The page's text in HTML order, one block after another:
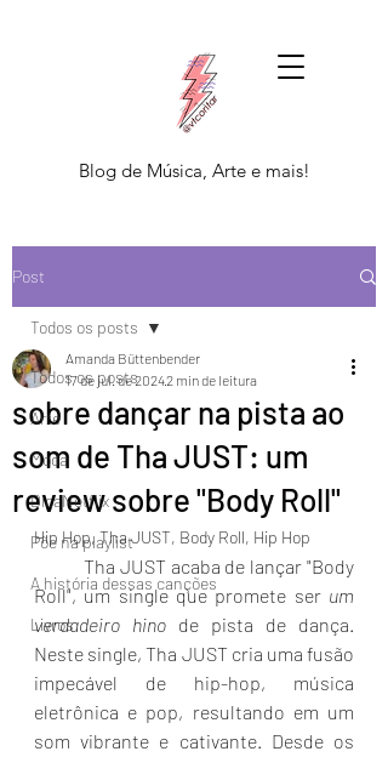
Blog de Música, Arte e mais!
Post
Todos os posts
Arte
Moda
DicaNetflix
Põe na playlist
A história dessas canções
Livros
Todos os posts
sobre dançar na pista ao
som de Tha JUST: um
review sobre "Body Roll"
Amanda Büttenbender
17 de jul. de 20242 min de leitura
Hip Hop, Tha JUST, Body Roll, Hip Hop
Roll", um single que promete ser um
verdadeiro hino de pista de dança.
Neste single, Tha JUST cria uma fusão
impecável de hip-hop, música
eletrônica e pop, resultando em um
som vibrante e cativante. Desde os